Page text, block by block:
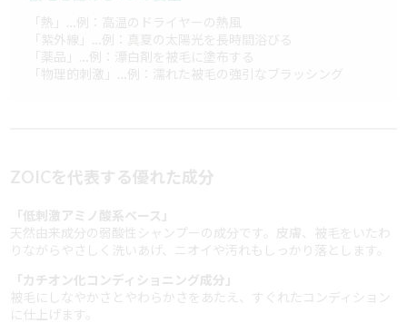
「熱」…例：高温のドライヤーの熱風
「紫外線」…例：真夏の太陽光を長時間浴びる
「薬品」…例：漂白剤を被毛に塗布する
「物理的刺激」…例：濡れた被毛の強引なブラッシング
ZOICを代表する優れた成分
「低刺激アミノ酸系ベース」
天然由来成分の弱酸性シャンプーの成分です。皮膚、被毛をいたわ
りながらやさしく洗いあげ、ニオイや汚れもしっかり落とします。
「カチオン化コンディショニング成分」
被毛にしなやかさとやわらかさをあたえ、すぐれたコンディション
に仕上げます。